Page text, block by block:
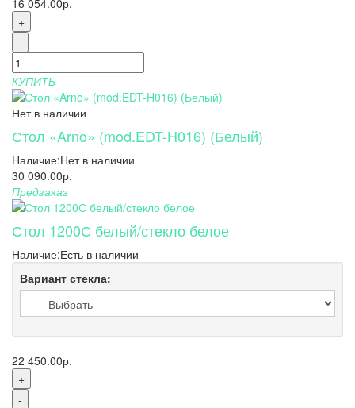
+
-
КУПИТЬ
Нет в наличии
Стол «Arno» (mod.EDT-H016) (Белый)
Наличие:Нет в наличии
30 090.00р.
Предзаказ
Стол 1200С белый/стекло белое
Наличие:Есть в наличии
Вариант стекла:
22 450.00р.
+
-